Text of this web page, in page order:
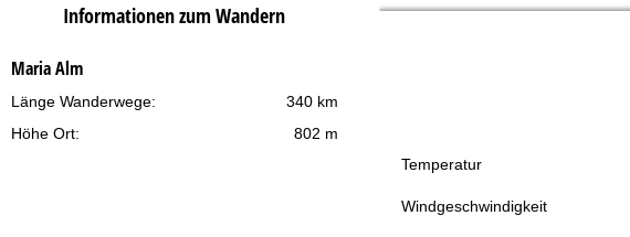
Informationen zum Wandern
Maria Alm
340 km
Länge Wanderwege:
802 m
Höhe Ort:
Temperatur
Windgeschwindigkeit